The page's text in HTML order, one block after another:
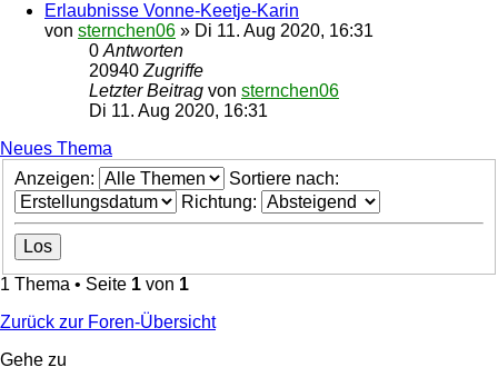
Erlaubnisse Vonne-Keetje-Karin
von sternchen06 » Di 11. Aug 2020, 16:31
0 Antworten
20940 Zugriffe
Letzter Beitrag von sternchen06
Di 11. Aug 2020, 16:31
Neues Thema
Anzeigen:
Sortiere nach:
Richtung:
1 Thema • Seite 1 von 1
Zurück zur Foren-Übersicht
Gehe zu